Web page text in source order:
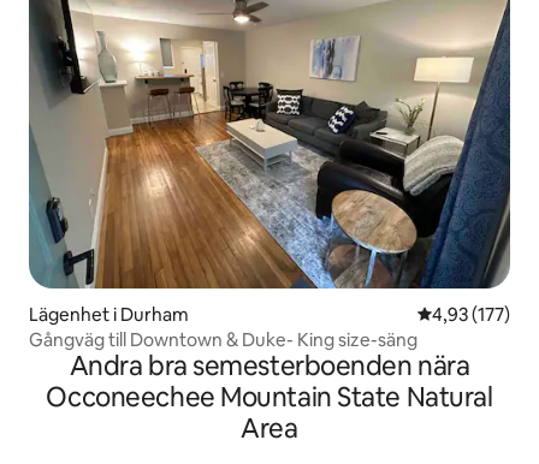
Lägenhet i Durham 4,93 av 5 i
4,93 (177)
Gångväg till Downtown & Duke- King size-säng
Andra bra semesterboenden nära
Occoneechee Mountain State Natural
Area